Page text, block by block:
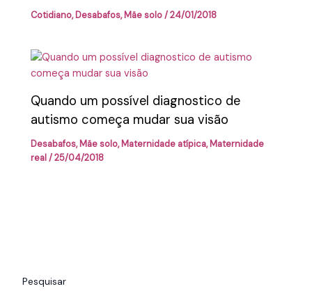
Pesquisar
Cotidiano,Desabafos,Mãe solo/24/01/2018
Quando um possível diagnostico de
autismo começa mudar sua visão
Desabafos,Mãe solo,Maternidade atípica,Maternidade
real/25/04/2018